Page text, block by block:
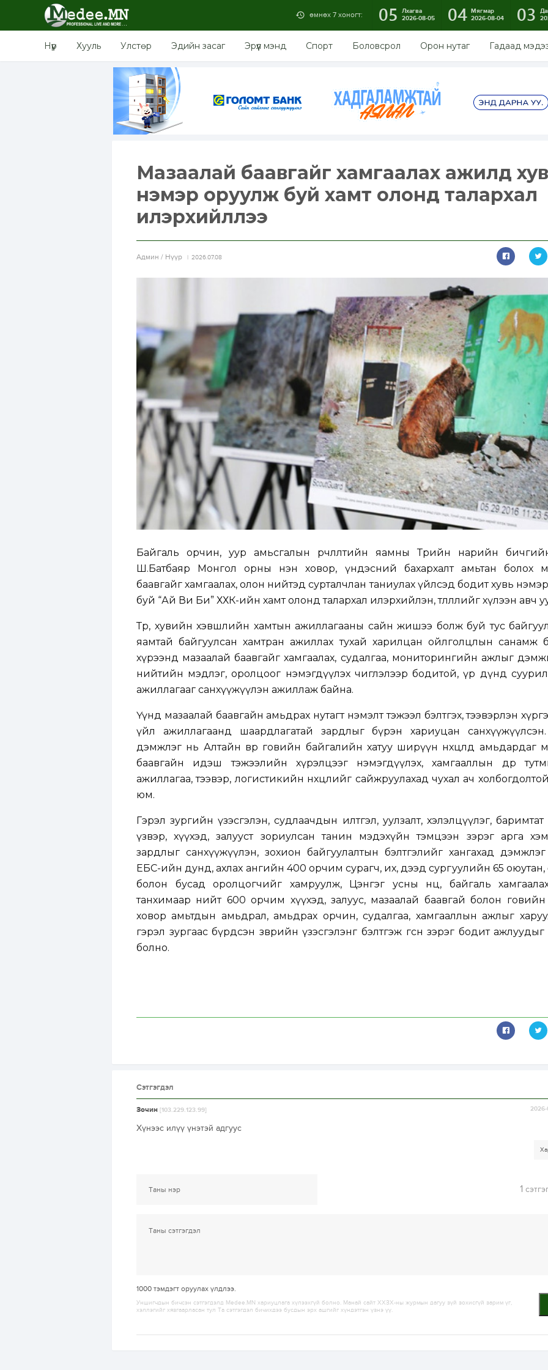
өмнөх 7 хоногт: 05
Лхагва
2026-08-05
04 Мягмар
2026-08-04
03
Нүүр Хууль Улстөр Эдийн засаг Эрүүл мэнд Спорт Боловсрол Орон нутаг Гадаад
Мазаалай баавгайг хамгаалах ажилд
нэмэр оруулж буй хамт олонд талархал
илэрхийллээ
Aдмин / Нүүр 2026.07.08
Байгаль орчин, уур амьсгалын өөрчлөлтийн яамны Төрийн нарийн
Ш.Батбаяр Монгол орны нэн ховор, үндэсний бахархалт амьтан болох
баавгайг хамгаалах, олон нийтэд сурталчлан таниулах үйлсэд бодит хувь
буй “Ай Ви Би” ХХК-ийн хамт олонд талархал илэрхийлэн, төлөөллийг хүлээн авч
Төр, хувийн хэвшлийн хамтын ажиллагааны сайн жишээ болж буй тус
яамтай байгуулсан хамтран ажиллах тухай харилцан ойлголцлын санамж
хүрээнд мазаалай баавгайг хамгаалах, судалгаа, мониторингийн ажлыг
нийтийн мэдлэг, оролцоог нэмэгдүүлэх чиглэлээр бодитой, үр дүнд
ажиллагааг санхүүжүүлэн ажиллаж байна.
Үүнд мазаалай баавгайн амьдрах нутагт нэмэлт тэжээл бэлтгэх, тээвэрлэн
үйл ажиллагаанд шаардлагатай зардлыг бүрэн хариуцан
дэмжлэг нь Алтайн өвөр говийн байгалийн хатуу ширүүн нөхцөлд амьдардаг
баавгайн идэш тэжээлийн хүрэлцээг нэмэгдүүлэх, хамгааллын өдөр
ажиллагаа, тээвэр, логистикийн нөхцөлийг сайжруулахад чухал ач
юм.
Гэрэл зургийн үзэсгэлэн, судлаачдын илтгэл, уулзалт, хэлэлцүүлэг,
үзвэр, хүүхэд, залууст зориулсан танин мэдэхүйн тэмцээн зэрэг арга
зардлыг санхүүжүүлэн, зохион байгуулалтын бэлтгэлийг хангахад
ЕБС-ийн дунд, ахлах ангийн 400 орчим сурагч, их, дээд сургуулийн 65 оюутан,
болон бусад оролцогчийг хамруулж, Цэнгэг усны нөөц, байгаль
танхимаар нийт 600 орчим хүүхэд, залуус, мазаалай баавгай болон
ховор амьтдын амьдрал, амьдрах орчин, судалгаа, хамгааллын ажлыг
гэрэл зургаас бүрдсэн зөөврийн үзэсгэлэнг бэлтгэж өгсөн зэрэг бодит
болно.
Сэтгэгдэл
Зочин [103.229.123.99] 2026-
Хүнээс илүү үнэтэй адгуус
1
1000 тэмдэгт оруулах үлдлээ.
Уншигчдын бичсэн сэтгэгдэлд Medee.MN хариуцлага хүлээхгүй болно. Манай сайт ХХЗХ-ны журмын дагуу зүй зохисгүй зарим үг,
хэллэгийг хязгаарласан тул Та сэтгэгдэл бичихдээ бусдын эрх ашгийг хүндэтгэн үзнэ үү.